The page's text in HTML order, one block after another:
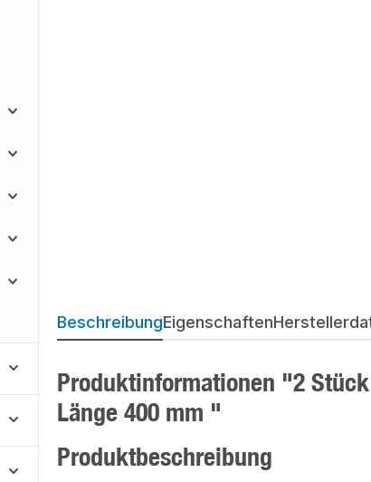
BeschreibungEigenschaften
Produktinformationen "2
Länge 400 mm "
Produktbeschreibung